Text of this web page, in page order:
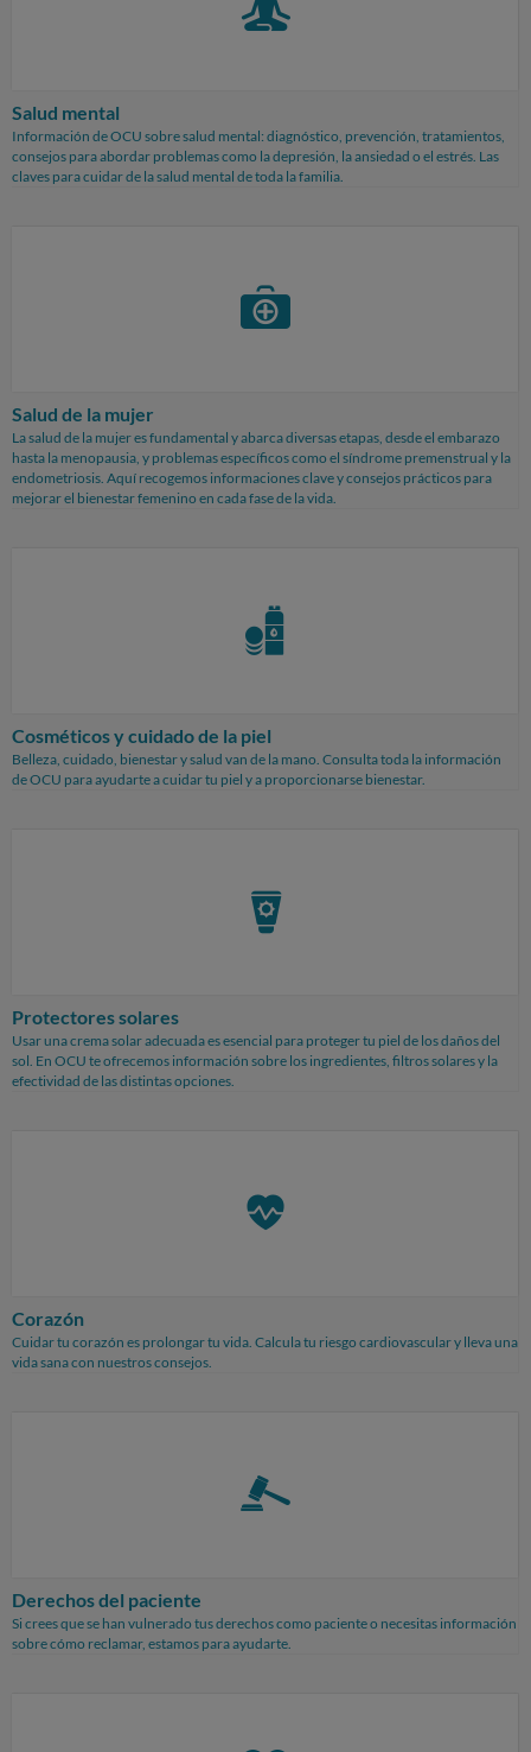
Salud mental
Información de OCU sobre salud mental: diagnóstico, prevención, tratamientos,
consejos para abordar problemas como la depresión, la ansiedad o el estrés. Las
claves para cuidar de la salud mental de toda la familia.
Salud de la mujer
La salud de la mujer es fundamental y abarca diversas etapas, desde el embarazo
hasta la menopausia, y problemas específicos como el síndrome premenstrual y la
endometriosis. Aquí recogemos informaciones clave y consejos prácticos para
mejorar el bienestar femenino en cada fase de la vida.
Cosméticos y cuidado de la piel
Belleza, cuidado, bienestar y salud van de la mano. Consulta toda la información
de OCU para ayudarte a cuidar tu piel y a proporcionarse bienestar.
Protectores solares
Usar una crema solar adecuada es esencial para proteger tu piel de los daños del
sol. En OCU te ofrecemos información sobre los ingredientes, filtros solares y la
efectividad de las distintas opciones.
Corazón
Cuidar tu corazón es prolongar tu vida. Calcula tu riesgo cardiovascular y lleva una
vida sana con nuestros consejos.
Derechos del paciente
Si crees que se han vulnerado tus derechos como paciente o necesitas información
sobre cómo reclamar, estamos para ayudarte.